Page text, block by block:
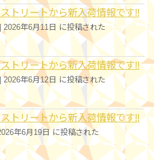
トリートから新入荷情報です!!
|2026年6月11日 に投稿された
トリートから新入荷情報です!!
2026年6月12日 に投稿された
トリートから新入荷情報です!!
年6月19日 に投稿された